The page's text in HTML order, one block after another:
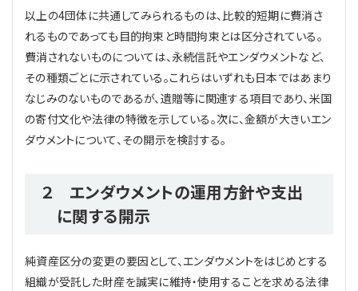
以上の4団体に共通してみられるものは、比較的短期に費消さ
れるものであっても目的拘束と時間拘束とは区分されている。
費消されないものについては、永続信託やエンダウメントなど、
その種類ごとに示されている。これらはいずれも日本ではあまり
なじみのないものであるが、遺贈等に関連する項目であり、米国
の寄付文化や法律の特徴を示している。次に、金額が大きいエン
ダウメントについて、その開示を検討する。
２ エンダウメントの運用方針や支出
に関する開示
純資産区分の変更の要因として、エンダウメントをはじめとする
組織が受託した財産を誠実に維持・使用することを求める法律